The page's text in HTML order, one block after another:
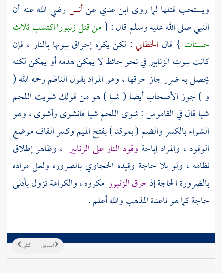
ويستحب قتلها لما روى ابن عدي عنأنسرضي الله عنه أن
النبي صلى الله عليه وسلم قال : {من قتل زنبورا اكتسب ثلاث
حسنات } قال الخطابي : لكن يكره إحراق بيوتها بالنار ، فإن
كانت بيوت الزنابير في نحو حائط لا يمكن هدمه أو يمكن لكنه
يحصل به ضرر جاز حرقها ، وهو المراد بقولالناظمرحمه الله (
و ) جوز الأصحاب أيضا ( شيا ) هو من قولك شويت اللحم
شيا قال في القاموس : شوى اللحم شيا فانشوى وأشوى ، وهو
الشواء بالكسر والضم ( بموقد ) بفتح الميم وكسر القاف موضع
الوقود ، والمراد إباحة وقود النار على الزنابير ، وظاهر إطلاق
نظامه ، ولو بلا حاجة وقيده الحجاوي بالضرورة ولعل مراده
بالضرورة الحاجة إذحرق الزنبور مكروه ، والكراهة تزول بأدنى
حاجة كما هو قاعدة المذهب والله أعلم .
التالي السابق